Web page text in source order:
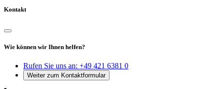
Kontakt
Wie können wir Ihnen helfen?
Rufen Sie uns an: +49 421 6381 0